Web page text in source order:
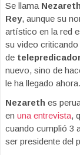
Se llama
Rey, aunque su
artístico en la red
su video criticando
de
nuevo, sino de
le ha llegado ahora.
Nezareth es
en una entrevista,
cuando cumplió 3
ser presidente del